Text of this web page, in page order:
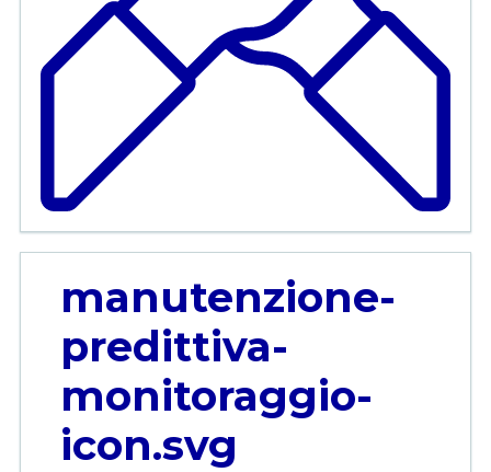
manutenzione-
predittiva-
monitoraggio-
icon.svg